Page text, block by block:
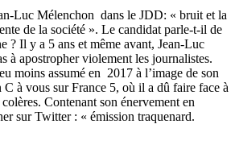
Luc Mélenchon dans le JDD: « bruit et la
de la société ». Le candidat parle-t-il de
? Il y a 5 ans et même avant, Jean-Luc
à apostropher violement les journalistes.
moins assumé en 2017 à l’image de son
C à vous sur France 5, où il a dû faire face à
Contenant son énervement en
sur Twitter : « émission traquenard.